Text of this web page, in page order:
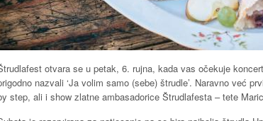
otvara se u petak, 6. rujna, kada vas očekuje
nazvali ‘Ja volim samo (sebe) štrudle’. Naravno već
step, ali i show zlatne ambasadorice Štrudlafesta – tete